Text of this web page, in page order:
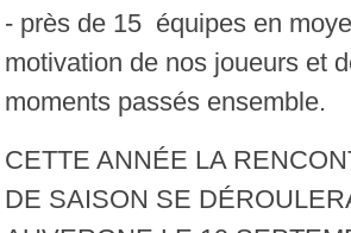
- près de 15 équipes en
motivation de nos joueurs et
moments passés ensemble.
CETTE ANNÉE LA
DE SAISON SE